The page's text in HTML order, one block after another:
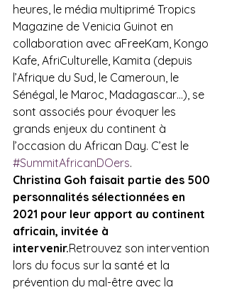
heures, le média multiprimé Tropics
Magazine de Venicia Guinot en
collaboration avec aFreeKam, Kongo
Kafe, AfriCulturelle, Kamita (depuis
l’Afrique du Sud, le Cameroun, le
Sénégal, le Maroc, Madagascar…), se
sont associés pour évoquer les
grands enjeux du continent à
l’occasion du African Day. C’est le
#SummitAfricanDOers
Christina Goh faisait partie des 500
personnalités sélectionnées en
2021 pour leur apport au continent
africain, invitée à
intervenir.Retrouvez son intervention
lors du focus sur la santé et la
prévention du mal-être avec la